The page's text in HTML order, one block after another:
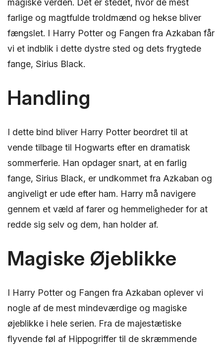
farlige og magtfulde troldmænd og hekse bliver
fængslet. I Harry Potter og Fangen fra Azkaban får
vi et indblik i dette dystre sted og dets frygtede
fange, Sirius Black.
Handling
I dette bind bliver Harry Potter beordret til at
vende tilbage til Hogwarts efter en dramatisk
sommerferie. Han opdager snart, at en farlig
fange, Sirius Black, er undkommet fra Azkaban og
angiveligt er ude efter ham. Harry må navigere
gennem et væld af farer og hemmeligheder for at
redde sig selv og dem, han holder af.
Magiske Øjeblikke
I Harry Potter og Fangen fra Azkaban oplever vi
nogle af de mest mindeværdige og magiske
øjeblikke i hele serien. Fra de majestætiske
flyvende føl af Hippogriffer til de skræmmende